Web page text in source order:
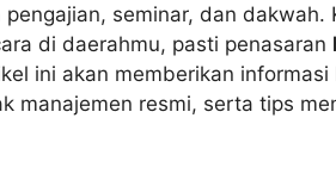
seminar, dan dakwah.
di daerahmu, pasti penasaran
ini akan memberikan informasi
manajemen resmi, serta tips